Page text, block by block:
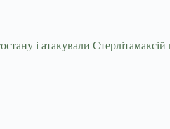
і атакували